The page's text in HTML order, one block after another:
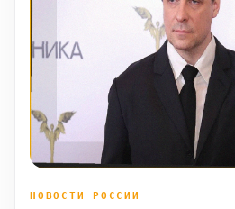
НОВОСТИ РОССИИ